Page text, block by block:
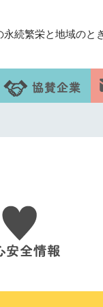
永続繁栄と地域のと